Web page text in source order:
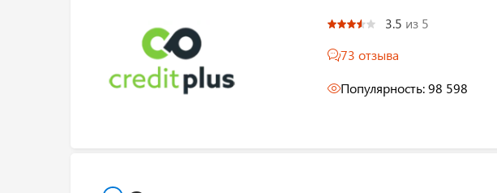
3.5 из 5
73 отзыва
Популярность: 98 598